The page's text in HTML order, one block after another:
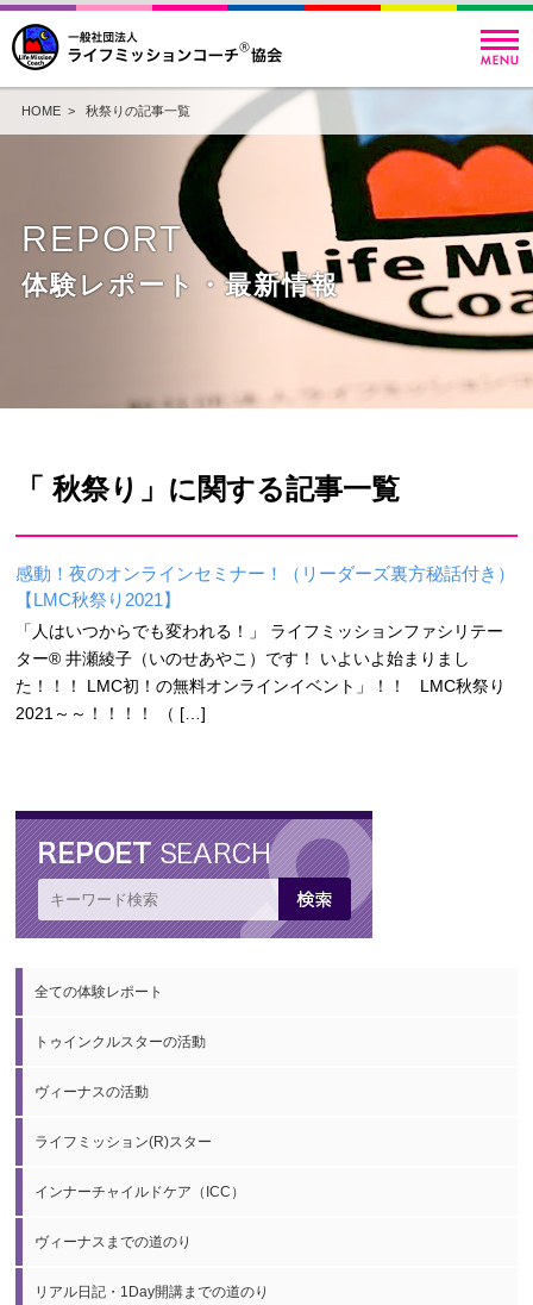
HOME> 秋祭りの記事一覧
REPORT
体験レポート・最新情報
「 秋祭り」に関する記事一覧
感動！夜のオンラインセミナー！（リーダーズ裏方秘話付き）
【LMC秋祭り2021】
「人はいつからでも変われる！」 ライフミッションファシリテー
ター® 井瀬綾子（いのせあやこ）です！ いよいよ始まりまし
た！！！ LMC初！の無料オンラインイベント」！！ LMC秋祭り
2021～～！！！！ （ […]
全ての体験レポート
トゥインクルスターの活動
ヴィーナスの活動
ライフミッション(R)スター
インナーチャイルドケア（ICC）
ヴィーナスまでの道のり
リアル日記・1Day開講までの道のり